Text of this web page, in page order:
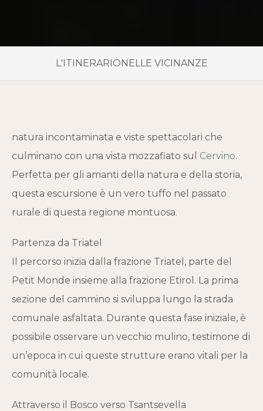
L'ITINERARIONELLE VICINANZE
natura incontaminata e viste spettacolari che
culminano con una vista mozzafiato sul Cervino.
Perfetta per gli amanti della natura e della storia,
questa escursione è un vero tuffo nel passato
rurale di questa regione montuosa.
Partenza da Triatel
Il percorso inizia dalla frazione Triatel, parte del
Petit Monde insieme alla frazione Etirol. La prima
sezione del cammino si sviluppa lungo la strada
comunale asfaltata. Durante questa fase iniziale, è
possibile osservare un vecchio mulino, testimone di
un’epoca in cui queste strutture erano vitali per la
comunità locale.
Attraverso il Bosco verso Tsantsevella